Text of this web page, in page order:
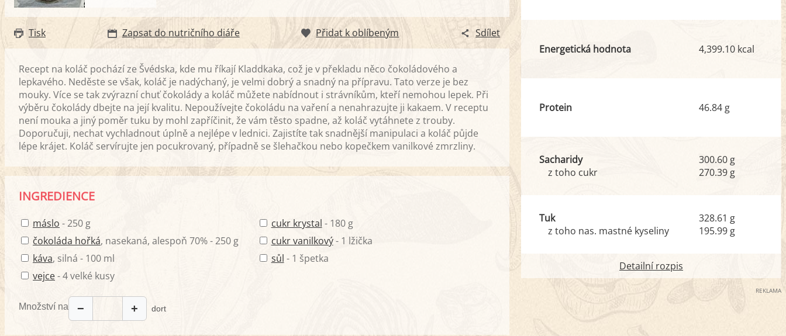
Tisk Zapsat do nutričního diáře Přidat k oblíbeným Sdílet
Recept na koláč pochází ze Švédska, kde mu říkají Kladdkaka, což je v překladu něco čokoládového a
lepkavého. Neděste se však, koláč je nadýchaný, je velmi dobrý a snadný na přípravu. Tato verze je bez
mouky. Více se tak zvýrazní chuť čokolády a koláč můžete nabídnout i strávníkům, kteří nemohou lepek. Při
výběru čokolády dbejte na její kvalitu. Nepoužívejte čokoládu na vaření a nenahrazujte ji kakaem. V receptu
není mouka a jiný poměr tuku by mohl zapříčinit, že vám těsto spadne, až koláč vytáhnete z trouby.
Doporučuji, nechat vychladnout úplně a nejlépe v lednici. Zajistíte tak snadnější manipulaci a koláč půjde
lépe krájet. Koláč servírujte jen pocukrovaný, případně se šlehačkou nebo kopečkem vanilkové zmrzliny.
INGREDIENCE
máslo - 250 g
čokoláda hořká, nasekaná, alespoň 70% - 250 g
káva, silná - 100 ml
vejce- 4 velké kusy
cukr krystal - 180 g
cukr vanilkový- 1 lžička
sůl - 1 špetka
Množství na − + dort
Energetická hodnota 4,399.10 kcal
Protein 46.84 g
Sacharidy
z toho cukr
300.60 g
270.39 g
Tuk
z toho nas. mastné kyseliny
328.61 g
195.99 g
Detailní rozpis
REKLAMA